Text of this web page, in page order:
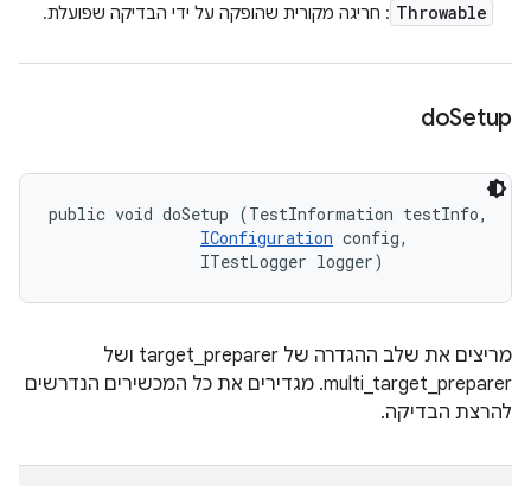
Throwable : חריגה מקורית שהופקה על ידי הבדיקה שפועלת.
doSetup
public void doSetup (TestInformation testInfo,
IConfiguration config,
                ITestLogger logger)
מריצים את שלב ההגדרה של target_preparer ושל
multi_target_preparer. מגדירים את כל המכשירים הנדרשים
להרצת הבדיקה.